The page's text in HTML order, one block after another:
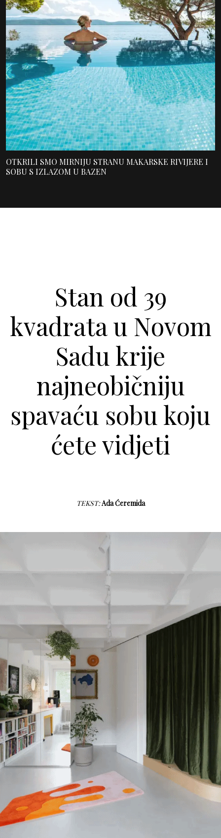
OTKRILI SMO MIRNIJU STRANU MAKARSKE RIVIJERE I
SOBU S IZLAZOM U BAZEN
Stan od 39
kvadrata u Novom
Sadu krije
najneobičniju
spavaću sobu koju
ćete vidjeti
TEKST:Ada Ćeremida